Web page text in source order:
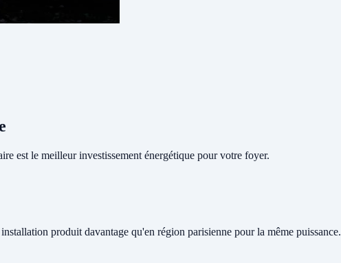
est le meilleur investissement énergétique pour votre foyer.
produit davantage qu'en région parisienne pour la même puissance.